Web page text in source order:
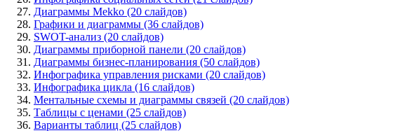
Диаграммы Mekko (20 слайдов)
Графики и диаграммы (36 слайдов)
SWOT-анализ (20 слайдов)
Диаграммы приборной панели (20 слайдов)
Диаграммы бизнес-планирования (50 слайдов)
Инфографика управления рисками (20 слайдов)
Инфографика цикла (16 слайдов)
Ментальные схемы и диаграммы связей (20 слайдов)
Таблицы с ценами (25 слайдов)
Варианты таблиц (25 слайдов)